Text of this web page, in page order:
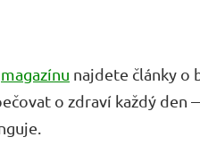
magazínu najdete články o
o zdraví každý den